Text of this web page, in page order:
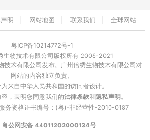
明 网站地图 联系我们 全球网站
粤ICP备10214772号-1
生物技术有限公司版权所有 2008-2021
技术有限公司发布。广州倍绣生物技术有限公司对
网站的内容独立负责。
来自中华人民共和国的访问者设计。
，表明您同意我们的法律条款和 隐私声明 。
务资格证书编号：(粤)-非经营性-2010-0187
粤公网安备 44011202000134号